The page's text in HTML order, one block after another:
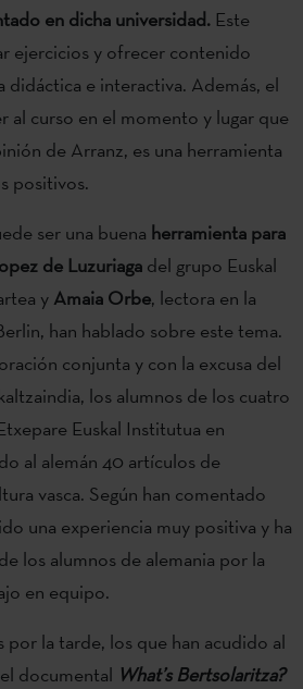
en dicha universidad. Este
ejercicios y ofrecer contenido
didáctica e interactiva. Además, el
al curso en el momento y lugar que
de Arranz, es una herramienta
positivos.
ser una buena herramienta para
de Luzuriaga del grupo Euskal
y Amaia Orbe, lectora en la
han hablado sobre este tema.
conjunta y con la excusa del
los alumnos de los cuatro
Euskal Institutua en
al alemán 40 artículos de
vasca. Según han comentado
una experiencia muy positiva y ha
los alumnos de alemania por la
en equipo.
por la tarde, los que han acudido al
documental What’s Bertsolaritza?